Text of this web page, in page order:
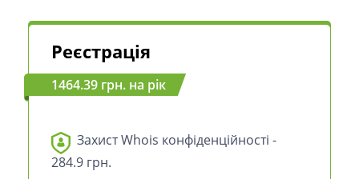
Реєстрація
1464.39 грн. на рік
Захист Whois конфіденційності -
284.9 грн.